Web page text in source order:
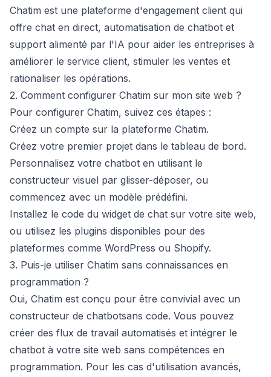
Chatim est une plateforme d'engagement client qui
offre chat en direct, automatisation de chatbot et
support alimenté par l'IA pour aider les entreprises à
améliorer le service client, stimuler les ventes et
rationaliser les opérations.
2. Comment configurer Chatim sur mon site web ?
Pour configurer Chatim, suivez ces étapes :
Créez un compte sur la plateforme Chatim.
Créez votre premier projet dans le tableau de bord.
Personnalisez votre chatbot en utilisant le
constructeur visuel par glisser-déposer, ou
commencez avec un modèle prédéfini.
Installez le code du widget de chat sur votre site web,
ou utilisez les plugins disponibles pour des
plateformes comme WordPress ou Shopify.
3. Puis-je utiliser Chatim sans connaissances en
programmation ?
Oui, Chatim est conçu pour être convivial avec un
constructeur de chatbotsans code. Vous pouvez
créer des flux de travail automatisés et intégrer le
chatbot à votre site web sans compétences en
programmation. Pour les cas d'utilisation avancés,